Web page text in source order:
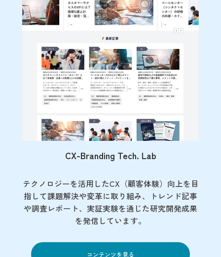
CX-Branding Tech. Lab
テクノロジーを活用したCX（顧客体験）向上を目
指して課題解決や変革に取り組み、トレンド記事
や調査レポート、実証実験を通じた研究開発成果
を発信しています。
コンテンツを見る